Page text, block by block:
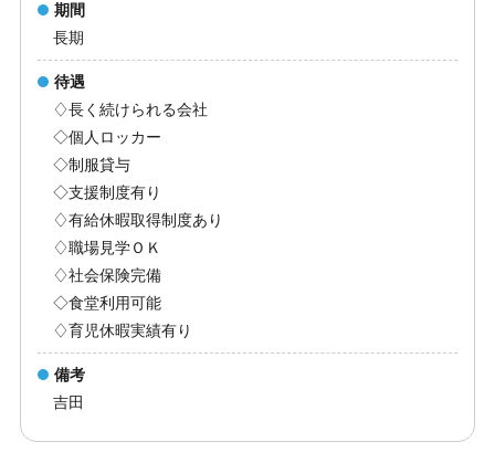
期間
長期
待遇
♢長く続けられる会社
◇個人ロッカー
◇制服貸与
◇支援制度有り
♢有給休暇取得制度あり
♢職場見学ＯＫ
♢社会保険完備
◇食堂利用可能
♢育児休暇実績有り
備考
吉田